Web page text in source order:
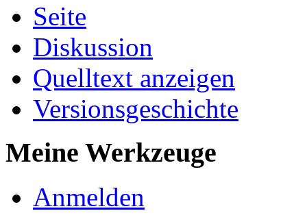
Seite
Diskussion
Quelltext anzeigen
Versionsgeschichte
Meine Werkzeuge
Anmelden